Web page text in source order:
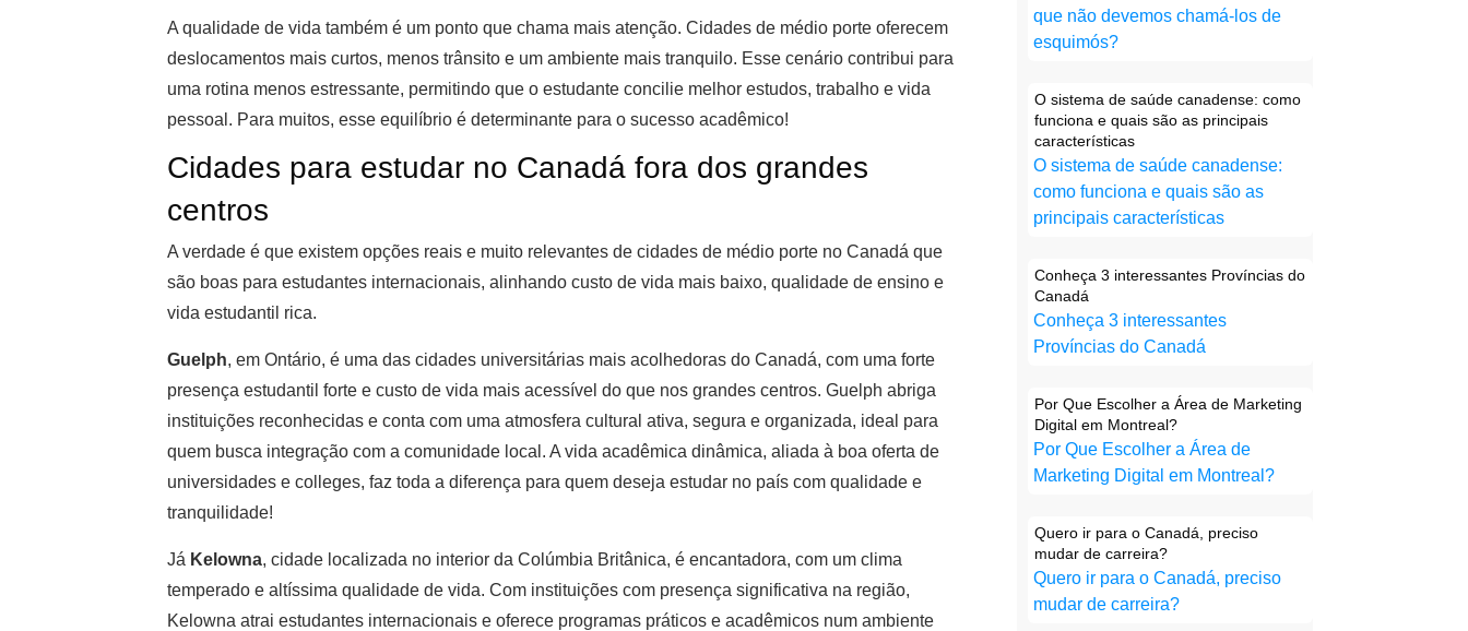
A qualidade de vida também é um ponto que chama mais atenção. Cidades de médio porte oferecem
deslocamentos mais curtos, menos trânsito e um ambiente mais tranquilo. Esse cenário contribui para
uma rotina menos estressante, permitindo que o estudante concilie melhor estudos, trabalho e vida
pessoal. Para muitos, esse equilíbrio é determinante para o sucesso acadêmico!
Cidades para estudar no Canadá fora dos grandes
centros
A verdade é que existem opções reais e muito relevantes de cidades de médio porte no Canadá que
são boas para estudantes internacionais, alinhando custo de vida mais baixo, qualidade de ensino e
vida estudantil rica.
Guelph, em Ontário, é uma das cidades universitárias mais acolhedoras do Canadá, com uma forte
presença estudantil forte e custo de vida mais acessível do que nos grandes centros. Guelph abriga
instituições reconhecidas e conta com uma atmosfera cultural ativa, segura e organizada, ideal para
quem busca integração com a comunidade local. A vida acadêmica dinâmica, aliada à boa oferta de
universidades e colleges, faz toda a diferença para quem deseja estudar no país com qualidade e
tranquilidade!
Já Kelowna, cidade localizada no interior da Colúmbia Britânica, é encantadora, com um clima
temperado e altíssima qualidade de vida. Com instituições com presença significativa na região,
Kelowna atrai estudantes internacionais e oferece programas práticos e acadêmicos num ambiente
que não devemos chamá-los de
esquimós?
O sistema de saúde canadense: como
funciona e quais são as principais
características
O sistema de saúde canadense:
como funciona e quais são as
principais características
Conheça 3 interessantes Províncias do
Canadá
Conheça 3 interessantes
Províncias do Canadá
Por Que Escolher a Área de Marketing
Digital em Montreal?
Por Que Escolher a Área de
Marketing Digital em Montreal?
Quero ir para o Canadá, preciso
mudar de carreira?
Quero ir para o Canadá, preciso
mudar de carreira?